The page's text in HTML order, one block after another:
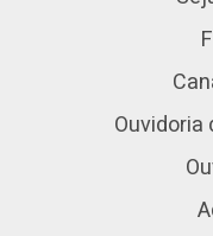
Ouvidoria